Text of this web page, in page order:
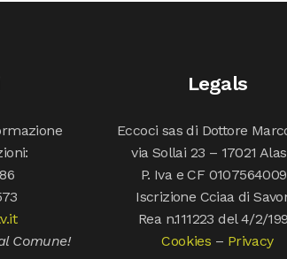
Comune!
Legals
Eccoci sas di Dottore
via Sollai 23 – 17021
P. Iva e CF
Iscrizione Cciaa di
Rea n.111223 del 4/2/
Cookies – Privacy